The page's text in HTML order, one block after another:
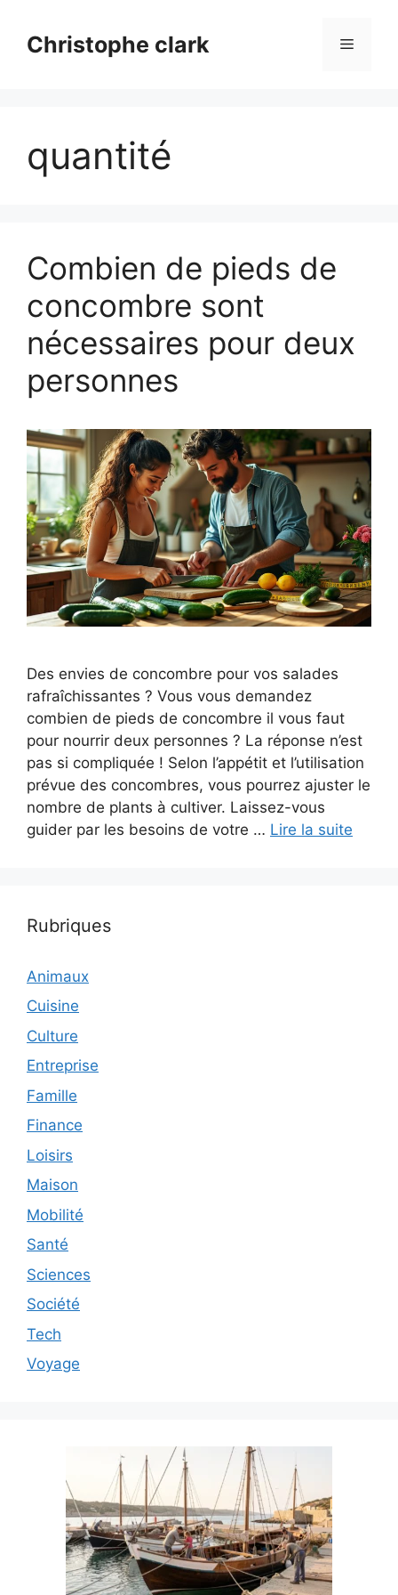
contenuChristophe clark Menu
quantité
Combien de pieds de
concombre sont
nécessaires pour deux
personnes
Des envies de concombre pour vos salades
rafraîchissantes ? Vous vous demandez
combien de pieds de concombre il vous faut
pour nourrir deux personnes ? La réponse n’est
pas si compliquée ! Selon l’appétit et l’utilisation
prévue des concombres, vous pourrez ajuster le
nombre de plants à cultiver. Laissez-vous
guider par les besoins de votre … Lire la suite
Rubriques
Animaux
Cuisine
Culture
Entreprise
Famille
Finance
Loisirs
Maison
Mobilité
Santé
Sciences
Société
Tech
Voyage